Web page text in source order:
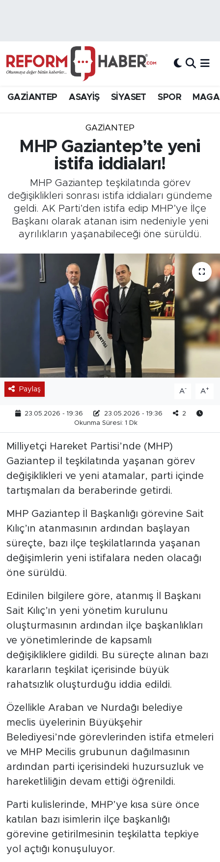
GAZİANTEP ASAYİŞ SİYASET SPOR
GAZIANTEP
MHP Gaziantep’te yeni
istifa iddiaları!
MHP Gaziantep teşkilatında görev
değişiklikleri sonrası istifa iddiaları gündeme
geldi. AK Parti’den istifa edip MHP’ye İlçe
Başkanı olarak atanan isim nedeniyle yeni
ayrılıkların yaşanabileceği öne sürüldü.
Paylaş A- A+
23.05.2026 - 19:36 23.05.2026 - 19:36
2
Okunma Süresi: 1 Dk
Milliyetçi Hareket Partisi’nde (MHP)
Gaziantep il teşkilatında yaşanan görev
değişiklikleri ve yeni atamalar, parti içinde
tartışmaları da beraberinde getirdi.
MHP Gaziantep İl Başkanlığı görevine Sait
Kılıç’ın atanmasının ardından başlayan
süreçte, bazı ilçe teşkilatlarında yaşanan
değişimlerin yeni istifalara neden olacağı
öne sürüldü.
Edinilen bilgilere göre, atanmış İl Başkanı
Sait Kılıç’ın yeni yönetim kurulunu
oluşturmasının ardından ilçe başkanlıkları
ve yönetimlerinde de kapsamlı
değişikliklere gidildi. Bu süreçte alınan bazı
kararların teşkilat içerisinde büyük
rahatsızlık oluşturduğu iddia edildi.
Özellikle Araban ve Nurdağı belediye
meclis üyelerinin Büyükşehir
Belediyesi’nde görevlerinden istifa etmeleri
ve MHP Mecilis grubunun dağılmasının
ardından parti içerisindeki huzursuzluk ve
hareketliliğin devam ettiği öğrenildi.
Parti kulislerinde, MHP’ye kısa süre önce
katılan bazı isimlerin ilçe başkanlığı
görevine getirilmesinin teşkilatta tepkiye
yol açtığı konuşuluyor.
Hava Durumu
Süper Lig Puan Durumu ve Fikstür
Son Dakika Haberleri
Haber Arşivi